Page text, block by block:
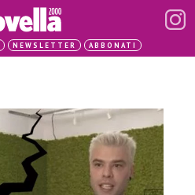
NEWSLETTER ABBONATI